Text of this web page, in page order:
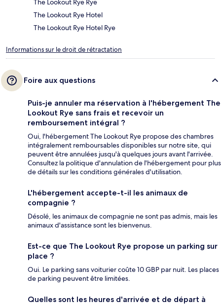
The Lookout Rye Rye
The Lookout Rye Hotel
The Lookout Rye Hotel Rye
Informations sur le droit de rétractation
Foire aux questions
Puis-je annuler ma réservation à l'hébergement The
Lookout Rye sans frais et recevoir un
remboursement intégral ?
Oui, l'hébergement The Lookout Rye propose des chambres
intégralement remboursables disponibles sur notre site, qui
peuvent être annulées jusqu'à quelques jours avant l'arrivée.
Consultez la politique d'annulation de l'hébergement pour plus
de détails sur les conditions générales d'utilisation.
L'hébergement accepte-t-il les animaux de
compagnie ?
Désolé, les animaux de compagnie ne sont pas admis, mais les
animaux d'assistance sont les bienvenus.
Est-ce que The Lookout Rye propose un parking sur
place ?
Oui. Le parking sans voiturier coûte 10 GBP par nuit. Les places
de parking peuvent être limitées.
Quelles sont les heures d'arrivée et de départ à